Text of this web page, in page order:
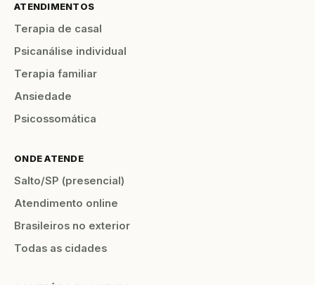
ATENDIMENTOS
Terapia de casal
Psicanálise individual
Terapia familiar
Ansiedade
Psicossomática
ONDE ATENDE
Salto/SP (presencial)
Atendimento online
Brasileiros no exterior
Todas as cidades